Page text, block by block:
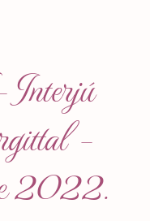
–
2022.